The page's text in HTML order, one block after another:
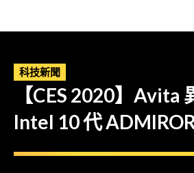
科技新聞
【CES 2020】Avita
Intel 10 代